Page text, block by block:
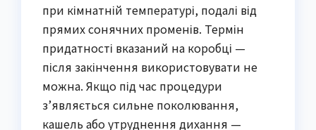
при кімнатній температурі, подалі від
прямих сонячних променів. Термін
придатності вказаний на коробці —
після закінчення використовувати не
можна. Якщо під час процедури
з’являється сильне поколювання,
кашель або утруднення дихання —